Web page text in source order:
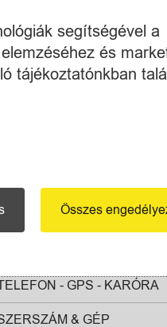
(5)
AKCIÓKAMERA (GOPRO
STB... ) (3)
OBJEKTÍV (2)
- GPS - KARÓRA
& GÉP
segítségével a
és
tájékoztatónkban
Összes